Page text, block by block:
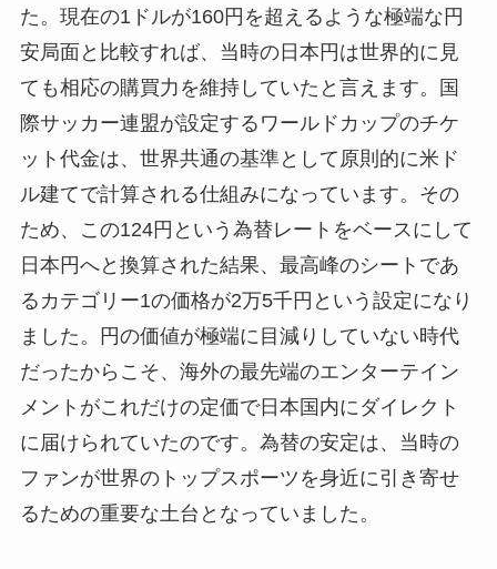
た。現在の1ドルが160円を超えるような極端な円
安局面と比較すれば、当時の日本円は世界的に見
ても相応の購買力を維持していたと言えます。国
際サッカー連盟が設定するワールドカップのチケ
ット代金は、世界共通の基準として原則的に米ド
ル建てで計算される仕組みになっています。その
ため、この124円という為替レートをベースにして
日本円へと換算された結果、最高峰のシートであ
るカテゴリー1の価格が2万5千円という設定になり
ました。円の価値が極端に目減りしていない時代
だったからこそ、海外の最先端のエンターテイン
メントがこれだけの定価で日本国内にダイレクト
に届けられていたのです。為替の安定は、当時の
ファンが世界のトップスポーツを身近に引き寄せ
るための重要な土台となっていました。